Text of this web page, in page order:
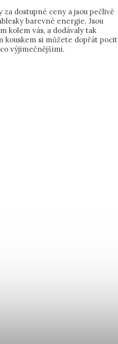
dostupné ceny a jsou pečlivě
barevné energie. Jsou
kolem vás, a dodávaly tak
kouskem si můžete dopřát pocit
výjimečnějšími.